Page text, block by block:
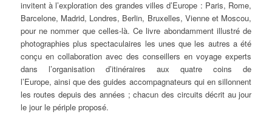
invitent à l’exploration des grandes villes d’Europe : Paris, Rome,
Barcelone, Madrid, Londres, Berlin, Bruxelles, Vienne et Moscou,
pour ne nommer que celles-là. Ce livre abondamment illustré de
photographies plus spectaculaires les unes que les autres a été
conçu en collaboration avec des conseillers en voyage experts
dans l’organisation d’itinéraires aux quatre coins de
l’Europe, ainsi que des guides accompagnateurs qui en sillonnent
les routes depuis des années ; chacun des circuits décrit au jour
le jour le périple proposé.